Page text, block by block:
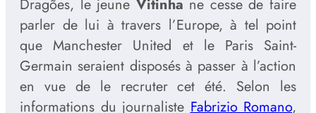
Dragões, le jeune Vitinha ne cesse de faire
parler de lui à travers l’Europe, à tel point
que Manchester United et le Paris Saint-
Germain seraient disposés à passer à l’action
en vue de le recruter cet été. Selon les
informations du journalisteFabrizio Romano,